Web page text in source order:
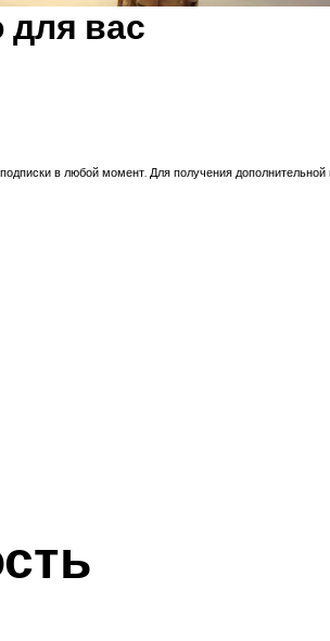
вас
в любой момент. Для получения